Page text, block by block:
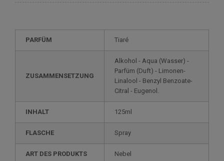
PARFÜM Tiaré
ZUSAMMENSETZUNG
Alkohol - Aqua (Wasser) -
Parfüm (Duft) - Limonen-
Linalool - Benzyl Benzoate-
Citral - Eugenol.
INHALT 125ml
FLASCHE Spray
ART DES PRODUKTS Nebel